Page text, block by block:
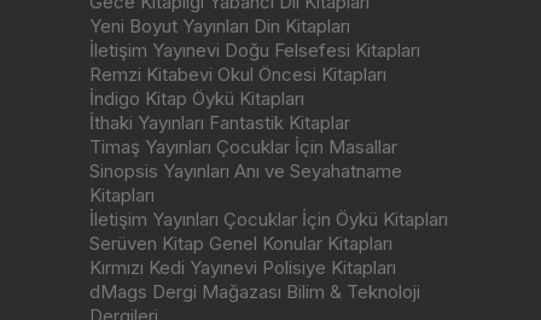
Yeni Boyut Yayınları Din Kitapları
İletişim Yayınevi Doğu Felsefesi Kitapları
Remzi Kitabevi Okul Öncesi Kitapları
İndigo Kitap Öykü Kitapları
İthaki Yayınları Fantastik Kitaplar
Timaş Yayınları Çocuklar İçin Masallar
Sinopsis Yayınları Anı ve Seyahatname
Kitapları
İletişim Yayınları Çocuklar İçin Öykü Kitapları
Serüven Kitap Genel Konular Kitapları
Kırmızı Kedi Yayınevi Polisiye Kitapları
dMags Dergi Mağazası Bilim & Teknoloji